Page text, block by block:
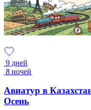
9 дней
8 ночей
Авиатур в
Осень